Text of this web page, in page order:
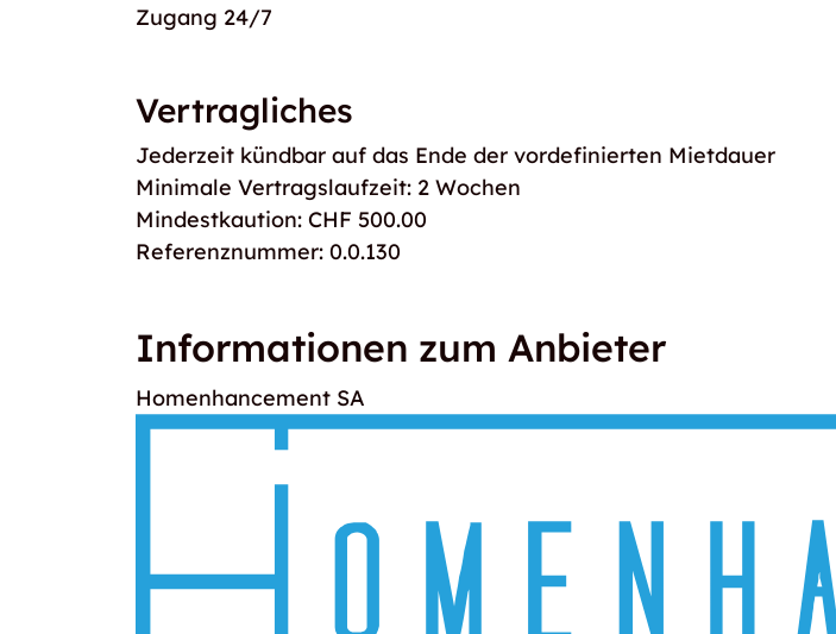
Zugang 24/7
Vertragliches
Jederzeit kündbar auf das Ende der vordefinierten Mietdauer
Minimale Vertragslaufzeit: 2 Wochen
Mindestkaution: CHF 500.00
Referenznummer: 0.0.130
Informationen zum Anbieter
Homenhancement SA